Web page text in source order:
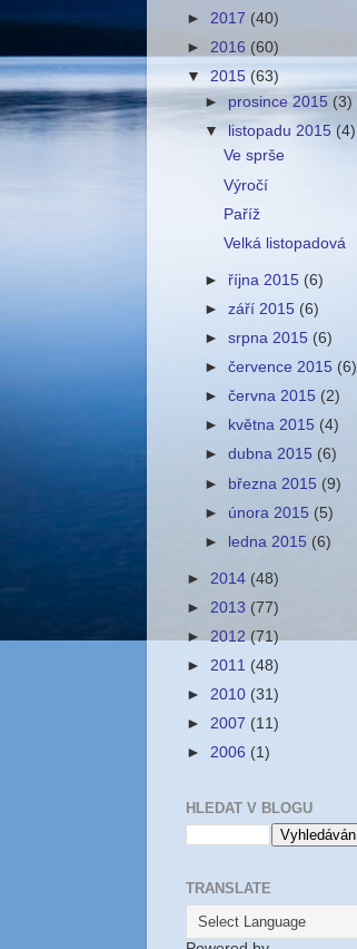
► 2017 (40)
► 2016 (60)
▼ 2015 (63)
► prosince 2015 (3)
▼ listopadu 2015 (4)
Ve sprše
Výročí
Paříž
Velká listopadová
►října 2015 (6)
►září 2015 (6)
►srpna 2015 (6)
►července 2015 (6)
►června 2015 (2)
►
května 2015 (4)
►dubna 2015 (6)
► března 2015 (9)
► února 2015 (5)
►
ledna 2015 (6)
► 2014 (48)
► 2013 (77)
► 2012 (71)
► 2011 (48)
► 2010 (31)
► 2007 (11)
► 2006 (1)
HLEDAT V BLOGU
TRANSLATE